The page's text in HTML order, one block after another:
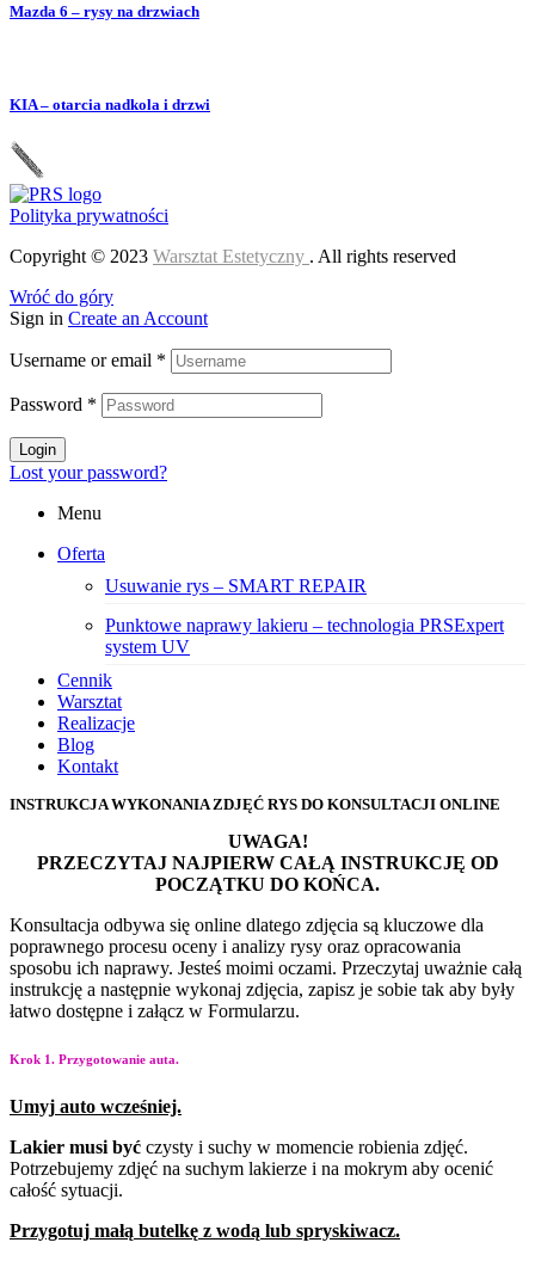
Mazda 6 – rysy na drzwiach
KIA – otarcia nadkola i drzwi
Polityka prywatności
Copyright © 2023 Warsztat Estetyczny . All rights reserved
Wróć do góry
Sign in Create an Account
Username or email *
Password *
Login
Lost your password?
Menu
Oferta
Usuwanie rys – SMART REPAIR
Punktowe naprawy lakieru – technologia PRSExpert
system UV
Cennik
Warsztat
Realizacje
Blog
Kontakt
INSTRUKCJA WYKONANIA ZDJĘĆ RYS DO KONSULTACJI ONLINE
UWAGA!
PRZECZYTAJ NAJPIERW CAŁĄ INSTRUKCJĘ OD
POCZĄTKU DO KOŃCA.
Konsultacja odbywa się online dlatego zdjęcia są kluczowe dla
poprawnego procesu oceny i analizy rysy oraz opracowania
sposobu ich naprawy. Jesteś moimi oczami. Przeczytaj uważnie całą
instrukcję a następnie wykonaj zdjęcia, zapisz je sobie tak aby były
łatwo dostępne i załącz w Formularzu.
Krok 1. Przygotowanie auta.
Umyj auto wcześniej.
Lakier musi być czysty i suchy w momencie robienia zdjęć.
Potrzebujemy zdjęć na suchym lakierze i na mokrym aby ocenić
całość sytuacji.
Przygotuj małą butelkę z wodą lub spryskiwacz.